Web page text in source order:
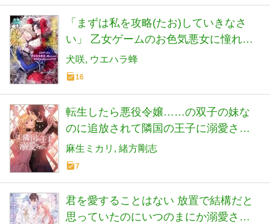
「まずは私を攻略(たお)していきなさ
い」 乙女ゲームのお色気悪女に憧れて
いるのに黒幕義兄に阻まれるのはナゼ!?
(蜜猫F文庫 MF 035)
犬咲 ウエハラ蜂
16
転生したら悪役令嬢……の双子の妹な
のに追放されて隣国の王子に溺愛され
ています (蜜猫F文庫 MF 036)
麻生ミカリ 緒方剛志
7
君を愛することはない 放置で結構だと
思っていたのにいつのまにか溺愛され